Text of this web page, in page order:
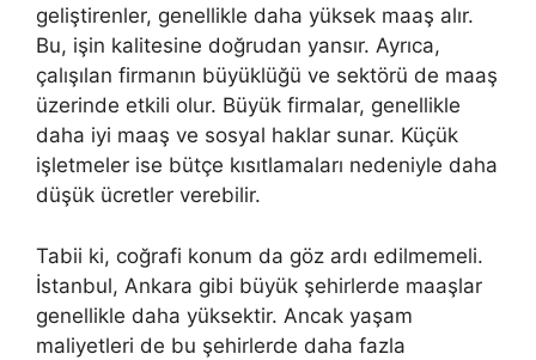
geliştirenler, genellikle daha yüksek maaş alır.
Bu, işin kalitesine doğrudan yansır. Ayrıca,
çalışılan firmanın büyüklüğü ve sektörü de maaş
üzerinde etkili olur. Büyük firmalar, genellikle
daha iyi maaş ve sosyal haklar sunar. Küçük
işletmeler ise bütçe kısıtlamaları nedeniyle daha
düşük ücretler verebilir.
Tabii ki, coğrafi konum da göz ardı edilmemeli.
İstanbul, Ankara gibi büyük şehirlerde maaşlar
genellikle daha yüksektir. Ancak yaşam
maliyetleri de bu şehirlerde daha fazla